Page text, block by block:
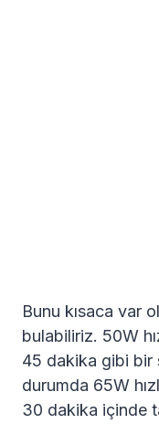
Bunu kısaca var
bulabiliriz. 50W
45 dakika gibi bir
durumda 65W
30 dakika içinde